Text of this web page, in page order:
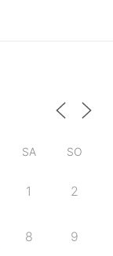
SA SO
1 2
8 9